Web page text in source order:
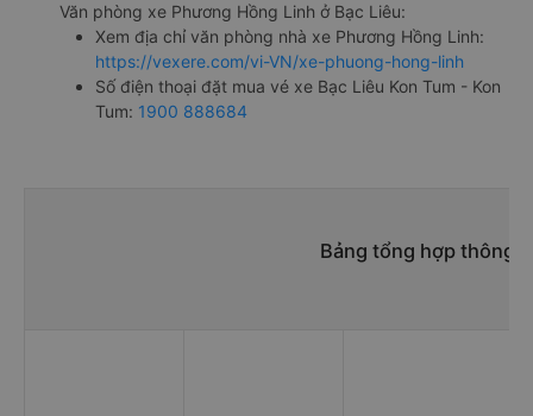
Văn phòng xe Phương Hồng Linh ở Bạc Liêu:
Xem địa chỉ văn phòng nhà xe Phương Hồng Linh:
https://vexere.com/vi-VN/xe-phuong-hong-linh
Số điện thoại đặt mua vé xe Bạc Liêu Kon Tum - Kon
Tum: 1900 888684
Bảng tổng hợp thông